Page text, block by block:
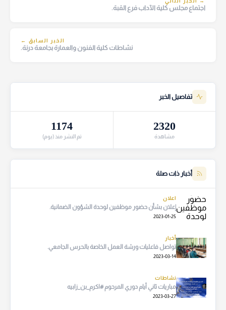
اجتماع مجلس كلية الآداب فرع القبة.
الخبر السابق ←
نشاطات كلية الفنون والعمارة بجامعة درنة.
تفاصيل الخبر
2320
مشاهدة
1174
تم النشر منذ (يوم)
أخبار ذات صلة
اعلان
إعلان بشأن حضور موظفين لوحدة الشؤون الضمانية.
2023-01-25
أخبار
تواصل فاعليات ورشة العمل الخاصة بالحرس الجامعي.
2023-03-14
نشاطات
مباريات ثاني أيام دوري المرحوم #اكرم_بن_زابيه
2023-03-27